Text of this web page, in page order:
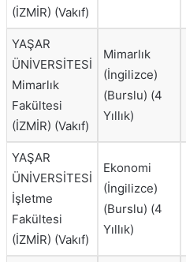
(İZMİR) (Vakıf)
YAŞAR
ÜNİVERSİTESİ
Mimarlık
Fakültesi
(İZMİR) (Vakıf)
Mimarlık
(İngilizce)
(Burslu) (4
Yıllık)
YAŞAR
ÜNİVERSİTESİ
İşletme
Fakültesi
(İZMİR) (Vakıf)
Ekonomi
(İngilizce)
(Burslu) (4
Yıllık)